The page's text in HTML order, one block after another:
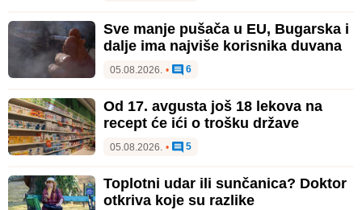
Sve manje pušača u EU, Bugarska i
dalje ima najviše korisnika duvana
05.08.2026. • 6
Od 17. avgusta još 18 lekova na
recept će ići o trošku države
05.08.2026. • 5
Toplotni udar ili sunčanica? Doktor
otkriva koje su razlike